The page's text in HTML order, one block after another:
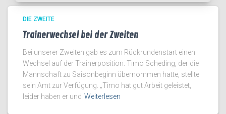
DIE ZWEITE
Trainerwechsel bei der Zweiten
Bei unserer Zweiten gab es zum Rückrundenstart einen
Wechsel auf der Trainerposition. Timo Scheding, der die
Mannschaft zu Saisonbeginn übernommen hatte, stellte
sein Amt zur Verfügung. „Timo hat gut Arbeit geleistet,
leider haben er und Weiterlesen